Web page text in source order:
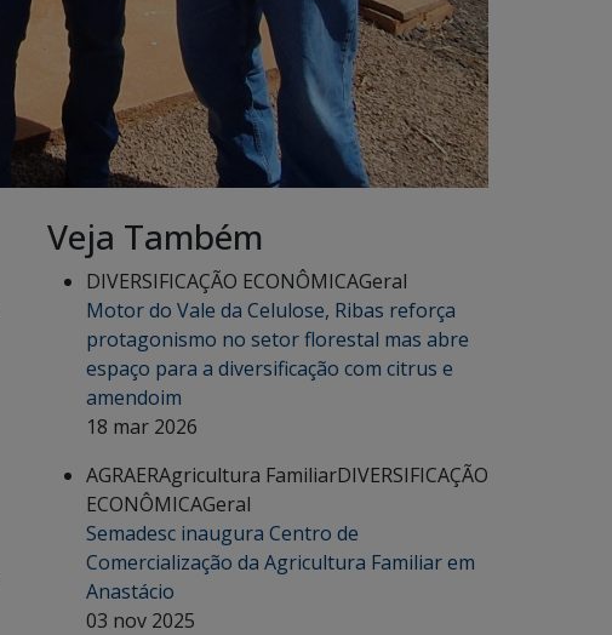
Veja Também
DIVERSIFICAÇÃO ECONÔMICAGeral
Motor do Vale da Celulose, Ribas reforça
protagonismo no setor florestal mas abre
espaço para a diversificação com citrus e
amendoim
18 mar 2026
AGRAERAgricultura FamiliarDIVERSIFICAÇÃO
ECONÔMICAGeral
Semadesc inaugura Centro de
Comercialização da Agricultura Familiar em
Anastácio
03 nov 2025